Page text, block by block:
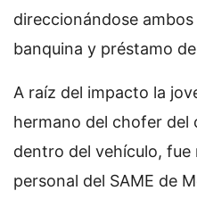
direccionándose
banquina y préstamo
A raíz del impacto la
hermano del chofer del
dentro del vehículo,
personal del SAME de